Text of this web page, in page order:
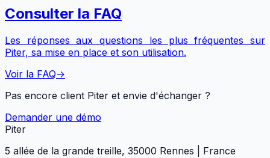
Consulter la FAQ
Les réponses aux questions les plus fréquentes sur
Piter, sa mise en place et son utilisation.
Voir la FAQ→
Pas encore client Piter et envie d'échanger ?
Demander une démo
Piter
5 allée de la grande treille, 35000 Rennes | France